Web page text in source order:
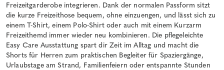
Freizeitgarderobe integrieren. Dank der normalen Passform sitzt
die kurze Freizeithose bequem, ohne einzuengen, und lässt sich zu
einem T-Shirt, einem Polo-Shirt oder auch mit einem Kurzarm
Freizeithemd immer wieder neu kombinieren. Die pflegeleichte
Easy Care Ausstattung spart dir Zeit im Alltag und macht die
Shorts für Herren zum praktischen Begleiter für Spaziergänge,
Urlaubstage am Strand, Familienfeiern oder entspannte Stunden